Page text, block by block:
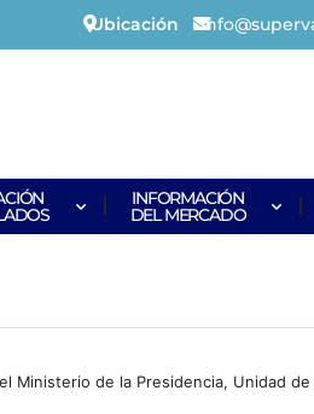
Ubicación
INFORMACIÓN
DEL MERCADO
de la Presidencia, Unidad